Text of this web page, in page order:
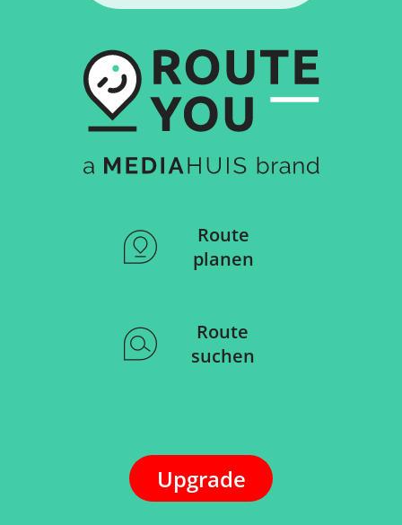
Route
planen
Route
suchen
Upgrade